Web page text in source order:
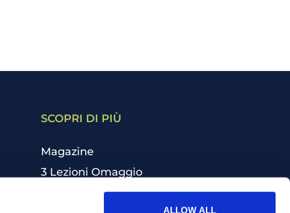
ALLOW ALL
SCOPRI DI PIÙ
Magazine
3 Lezioni Omaggio